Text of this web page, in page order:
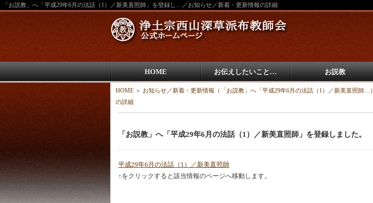
「お説教」へ「平成29年6月の法話（1）／新美直照師」を登録し…／お知らせ／新着・更新情報の詳細
HOME お伝えしたいこと… お説教
HOME ＞ お知らせ／新着・更新情報（「お説教」へ「平成29年6月の法話（1）／新美直照師…）
の詳細
「お説教」へ「平成29年6月の法話（1）／新美直照師」を登録しました。
平成29年6月の法話（1）／新美直照師
↑をクリックすると該当情報のページへ移動します。